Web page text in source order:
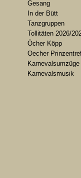
Gesang
In der Bütt
Tanzgruppen
Tollitäten 2026/
Öcher Köpp
Oecher
Karnevalsumzüge
Karnevalsmusik